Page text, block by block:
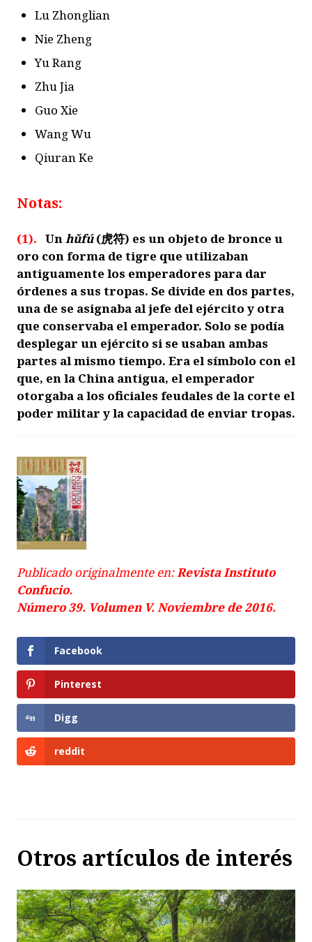
Lu Zhonglian
Nie Zheng
Yu Rang
Zhu Jia
Guo Xie
Wang Wu
Qiuran Ke
Notas:
(1). Unhǔfú(虎符) es un objeto de bronce u
oro con forma de tigre que utilizaban
antiguamente los emperadores para dar
órdenes a sus tropas. Se divide en dos partes,
una de se asignaba al jefe del ejército y otra
que conservaba el emperador. Solo se podía
desplegar un ejército si se usaban ambas
partes al mismo tiempo. Era el símbolo con el
que, en la China antigua, el emperador
otorgaba a los oficiales feudales de la corte el
poder militar y la capacidad de enviar tropas.
Publicado originalmente en: Revista Instituto
Confucio.
Número 39. Volumen V. Noviembre de 2016.
Facebook
Pinterest
Digg
reddit
Otros artículos de interés